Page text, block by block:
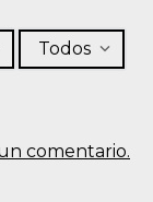
comentario.
Todos